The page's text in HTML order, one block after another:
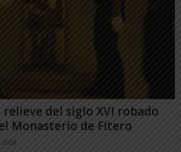
relieve del siglo XVI robado
Monasterio de Fitero